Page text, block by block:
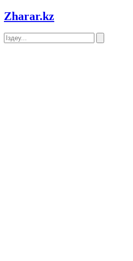
Zharar.kz